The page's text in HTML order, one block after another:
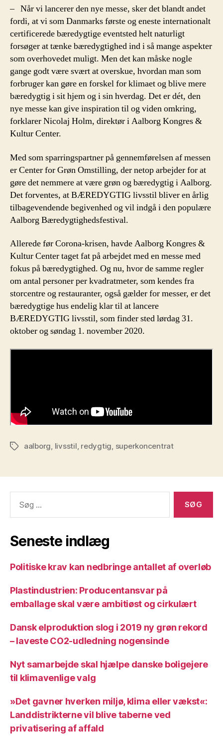
– Når vi lancerer den nye messe, sker det blandt andet
fordi, at vi som Danmarks første og eneste internationalt
certificerede bæredygtige eventsted helt naturligt
forsøger at tænke bæredygtighed ind i så mange aspekter
som overhovedet muligt. Men det kan måske nogle
gange godt være svært at overskue, hvordan man som
forbruger kan gøre en forskel for klimaet og blive mere
bæredygtig i sit hjem og i sin hverdag. Det er dét, den
nye messe kan give inspiration til og viden omkring,
forklarer Nicolaj Holm, direktør i Aalborg Kongres &
Kultur Center.
Med som sparringspartner på gennemførelsen af messen
er Center for Grøn Omstilling, der netop arbejder for at
gøre det nemmere at være grøn og bæredygtig i Aalborg.
Det forventes, at BÆREDYGTIG livsstil bliver en årlig
tilbagevendende begivenhed og vil indgå i den populære
Aalborg Bæredygtighedsfestival.
Allerede før Corona-krisen, havde Aalborg Kongres &
Kultur Center taget fat på arbejdet med en messe med
fokus på bæredygtighed. Og nu, hvor de samme regler
om antal personer per kvadratmeter, som kendes fra
storcentre og restauranter, også gælder for messer, er det
bæredygtige hus endelig klar til at lancere
BÆREDYGTIG livsstil, som finder sted lørdag 31.
oktober og søndag 1. november 2020.
Tagsaalborg livsstil redygtig superkoncentrat
efter:
Seneste indlæg
Politiske krav kan nedbringe antallet af overløb
Plastindustrien: Producentansvar på
emballage skal være ambitiøst og cirkulært
Dansk elproduktion slog i 2019 ny grøn rekord
– laveste CO2-udledning nogensinde
Nyt samarbejde skal hjælpe danske boligejere
til klimavenlige valg
»Det gavner hverken miljø, klima eller vækst«:
Landdistrikterne vil blive taberne ved
privatisering af affald